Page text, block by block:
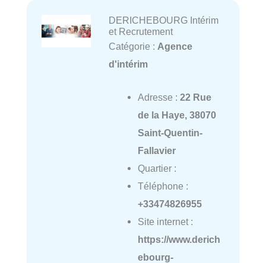
DERICHEBOURG Intérim
et Recrutement
Catégorie : Agence
d'intérim
Adresse : 22 Rue
de la Haye, 38070
Saint-Quentin-
Fallavier
Quartier :
Téléphone :
+33474826955
Site internet :
https://www.derich
ebourg-